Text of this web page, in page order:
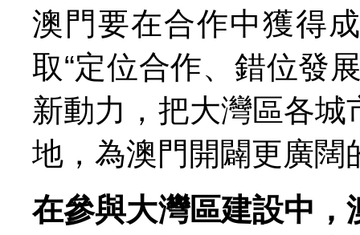
澳門要在合作中獲得
取“定位合作、錯位發
新動力，把大灣區各
地，為澳門開闢更廣闊
在參與大灣區建設中